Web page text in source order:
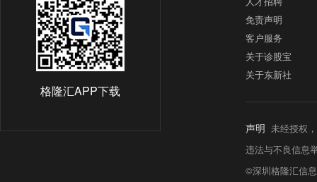
格隆汇APP下载
免责声明
客户服务
关于诊股宝
关于东新社
声明 未经授权
违法与不良信息
©深圳格隆汇信